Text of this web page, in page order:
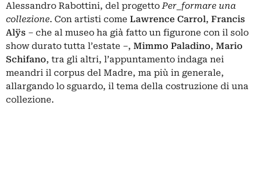
Alessandro Rabottini, del progettoPer_formare una
collezione. Con artisti come Lawrence Carrol, Francis
Alÿs – che al museo ha già fatto un figurone con il solo
show durato tutta l’estate –, Mimmo Paladino, Mario
Schifano, tra gli altri, l’appuntamento indaga nei
meandri il corpus del Madre, ma più in generale,
allargando lo sguardo, il tema della costruzione di una
collezione.